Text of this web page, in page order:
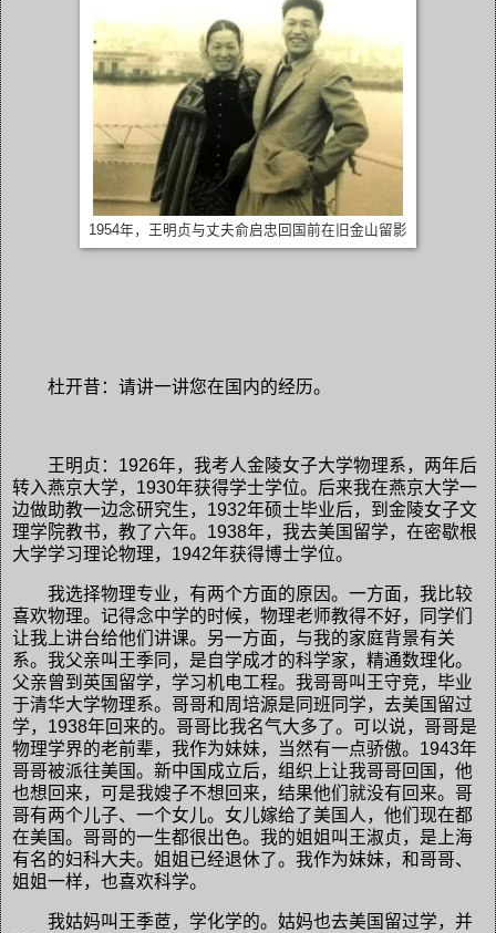
1954年，王明贞与丈夫俞启忠回国前在旧金山留影
杜开昔：请讲一讲您在国内的经历。
王明贞：1926年，我考人金陵女子大学物理系，两年后
转入燕京大学，1930年获得学士学位。后来我在燕京大学一
边做助教一边念研究生，1932年硕士毕业后，到金陵女子文
理学院教书，教了六年。1938年，我去美国留学，在密歇根
大学学习理论物理，1942年获得博士学位。
我选择物理专业，有两个方面的原因。一方面，我比较
喜欢物理。记得念中学的时候，物理老师教得不好，同学们
让我上讲台给他们讲课。另一方面，与我的家庭背景有关
系。我父亲叫王季同，是自学成才的科学家，精通数理化。
父亲曾到英国留学，学习机电工程。我哥哥叫王守竞，毕业
于清华大学物理系。哥哥和周培源是同班同学，去美国留过
学，1938年回来的。哥哥比我名气大多了。可以说，哥哥是
物理学界的老前辈，我作为妹妹，当然有一点骄傲。1943年
哥哥被派往美国。新中国成立后，组织上让我哥哥回国，他
也想回来，可是我嫂子不想回来，结果他们就没有回来。哥
哥有两个儿子、一个女儿。女儿嫁给了美国人，他们现在都
在美国。哥哥的一生都很出色。我的姐姐叫王淑贞，是上海
有名的妇科大夫。姐姐已经退休了。我作为妹妹，和哥哥、
姐姐一样，也喜欢科学。
我姑妈叫王季茝，学化学的。姑妈也去美国留过学，并